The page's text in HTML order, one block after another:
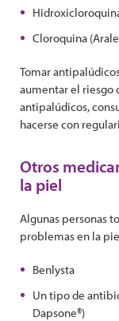
Cloroquina
Tomar
aumentar el riesgo
antipalúdicos,
hacerse con
Otros
la piel
Algunas personas
problemas en la
Benlysta
Un tipo de
Dapsone®)